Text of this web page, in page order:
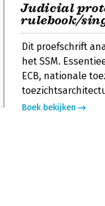
Judicial
rulebook/
Dit proefschrift
het SSM.
ECB, nationale
Boek bekijken